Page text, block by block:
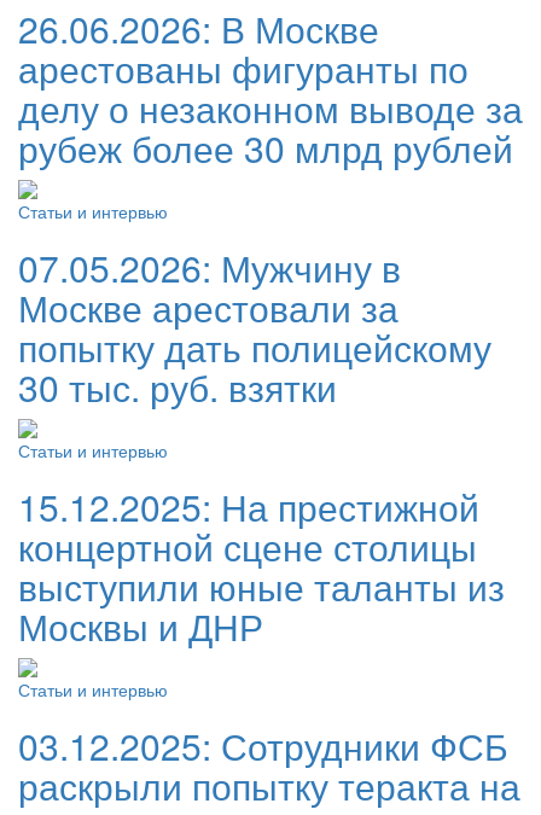
26.06.2026: В Москве
арестованы фигуранты по
делу о незаконном выводе за
рубеж более 30 млрд рублей
Статьи и интервью
07.05.2026: Мужчину в
Москве арестовали за
попытку дать полицейскому
30 тыс. руб. взятки
Статьи и интервью
15.12.2025: На престижной
концертной сцене столицы
выступили юные таланты из
Москвы и ДНР
Статьи и интервью
03.12.2025: Сотрудники ФСБ
раскрыли попытку теракта на